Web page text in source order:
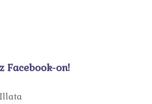
Facebook-on!